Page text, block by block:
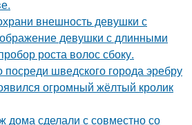
внешность девушки с
девушки с длинными
роста волос сбоку.
шведского города эребру
огромный жёлтый кролик
дома сделали с совместно со